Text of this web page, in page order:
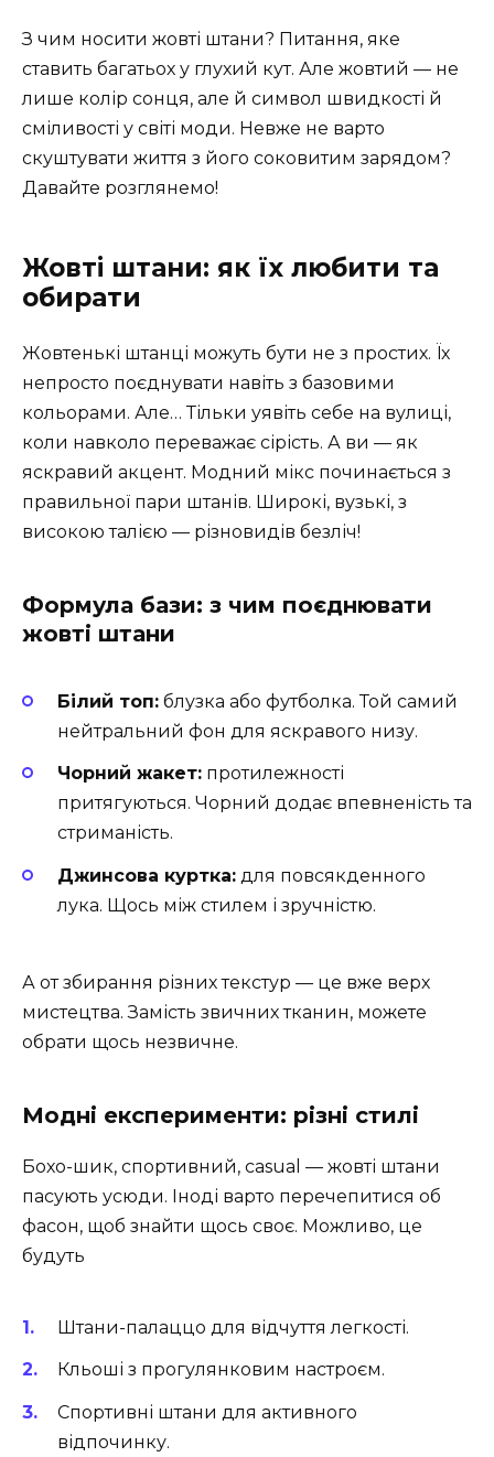
З чим носити жовті штани? Питання, яке
ставить багатьох у глухий кут. Але жовтий — не
лише колір сонця, але й символ швидкості й
сміливості у світі моди. Невже не варто
скуштувати життя з його соковитим зарядом?
Давайте розглянемо!
Жовті штани: як їх любити та
обирати
Жовтенькі штанці можуть бути не з простих. Їх
непросто поєднувати навіть з базовими
кольорами. Але… Тільки уявіть себе на вулиці,
коли навколо переважає сірість. А ви — як
яскравий акцент. Модний мікс починається з
правильної пари штанів. Широкі, вузькі, з
високою талією — різновидів безліч!
Формула бази: з чим поєднювати
жовті штани
Білий топ: блузка або футболка. Той самий
нейтральний фон для яскравого низу.
Чорний жакет: протилежності
притягуються. Чорний додає впевненість та
стриманість.
Джинсова куртка: для повсякденного
лука. Щось між стилем і зручністю.
А от збирання різних текстур — це вже верх
мистецтва. Замість звичних тканин, можете
обрати щось незвичне.
Модні експерименти: різні стилі
Бохо-шик, спортивний, casual — жовті штани
пасують усюди. Іноді варто перечепитися об
фасон, щоб знайти щось своє. Можливо, це
будуть
Штани-палаццо для відчуття легкості.
Кльоші з прогулянковим настроєм.
Спортивні штани для активного
відпочинку.